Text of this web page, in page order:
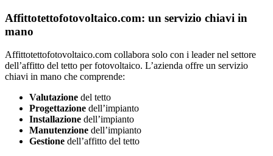
Affittotettofotovoltaico.com: un servizio chiavi in
mano
Affittotettofotovoltaico.com collabora solo con i leader nel settore
dell’affitto del tetto per fotovoltaico. L’azienda offre un servizio
chiavi in mano che comprende:
Valutazione del tetto
Progettazione dell’impianto
Installazione dell’impianto
Manutenzione dell’impianto
Gestione dell’affitto del tetto